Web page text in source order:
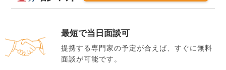
最短で当日面談可
提携する専門家の予定が合えば、すぐに無料
面談が可能です。